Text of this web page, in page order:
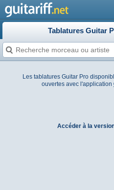
Tablatures Guitar
Les tablatures Guitar Pro
ouvertes avec l'application
Accéder à la